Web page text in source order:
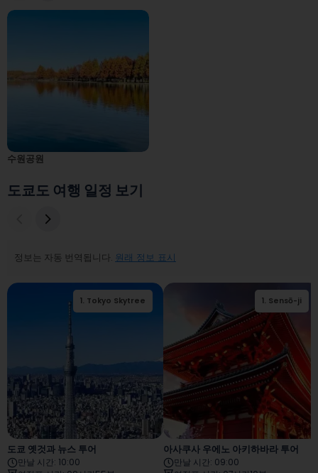
수원공원
도쿄도 여행 일정 보기
정보는 자동 번역됩니다. 원래 정보 표시
1. Tokyo Skytree 2. Sensō-ji
도쿄 옛것과 뉴스 투어
만날 시간: 10:00
1. Sensō-ji
아사쿠사 우에노 아키하바라 투어
만날 시간: 09:00